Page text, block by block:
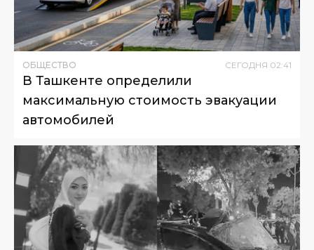
ОБЩЕСТВО СЕГОДНЯ 02:41
В Ташкенте определили
максимальную стоимость эвакуации
автомобилей